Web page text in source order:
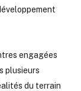
engagées
plusieurs
du terrain